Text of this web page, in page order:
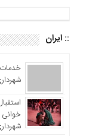
:: ایران
شهرداری